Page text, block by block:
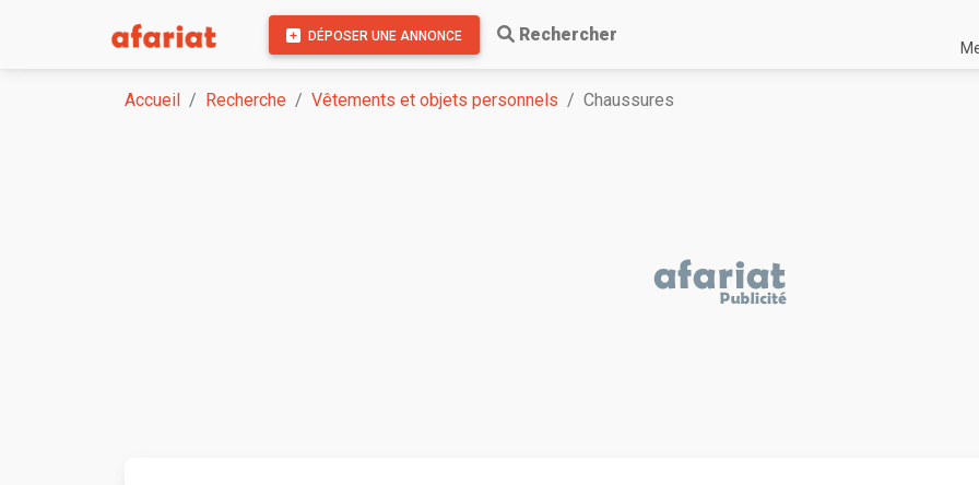
DÉPOSER UNE ANNONCE Rechercher
Accueil Recherche Vêtements et objets personnels Chaussures